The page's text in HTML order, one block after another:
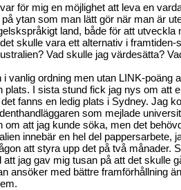
för mig en möjlighet att leva en
ytan som man lätt gör när man är
land, både för att utveckla
skulle vara ett alternativ i framtiden-
Vad skulle jag värdesätta?
vanlig ordning men utan LINK-poäng
plats. I sista stund fick jag nys om att
fanns en ledig plats i Sydney. Jag
som mejlade
om att jag kunde söka, men det
innebär en hel del pappersarbete,
att styra upp det på två månader.
att jag gav mig tusan på att det skulle
ansöker med bättre framförhållning